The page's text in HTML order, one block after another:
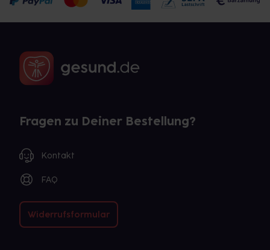
Fragen zu Deiner Bestellung?
Kontakt
FAQ
Widerrufsformular